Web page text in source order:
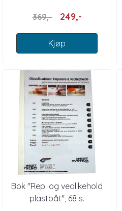
369,- 249,-
Kjøp
Bok "Rep. og vedlikehold
plastbåt", 68 s.